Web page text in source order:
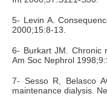
5- Levin A.
2000;15:8-13.
6- Burkart JM. Chronic
Am Soc Nephrol
7- Sesso R, Belasco
maintenance dialysis.